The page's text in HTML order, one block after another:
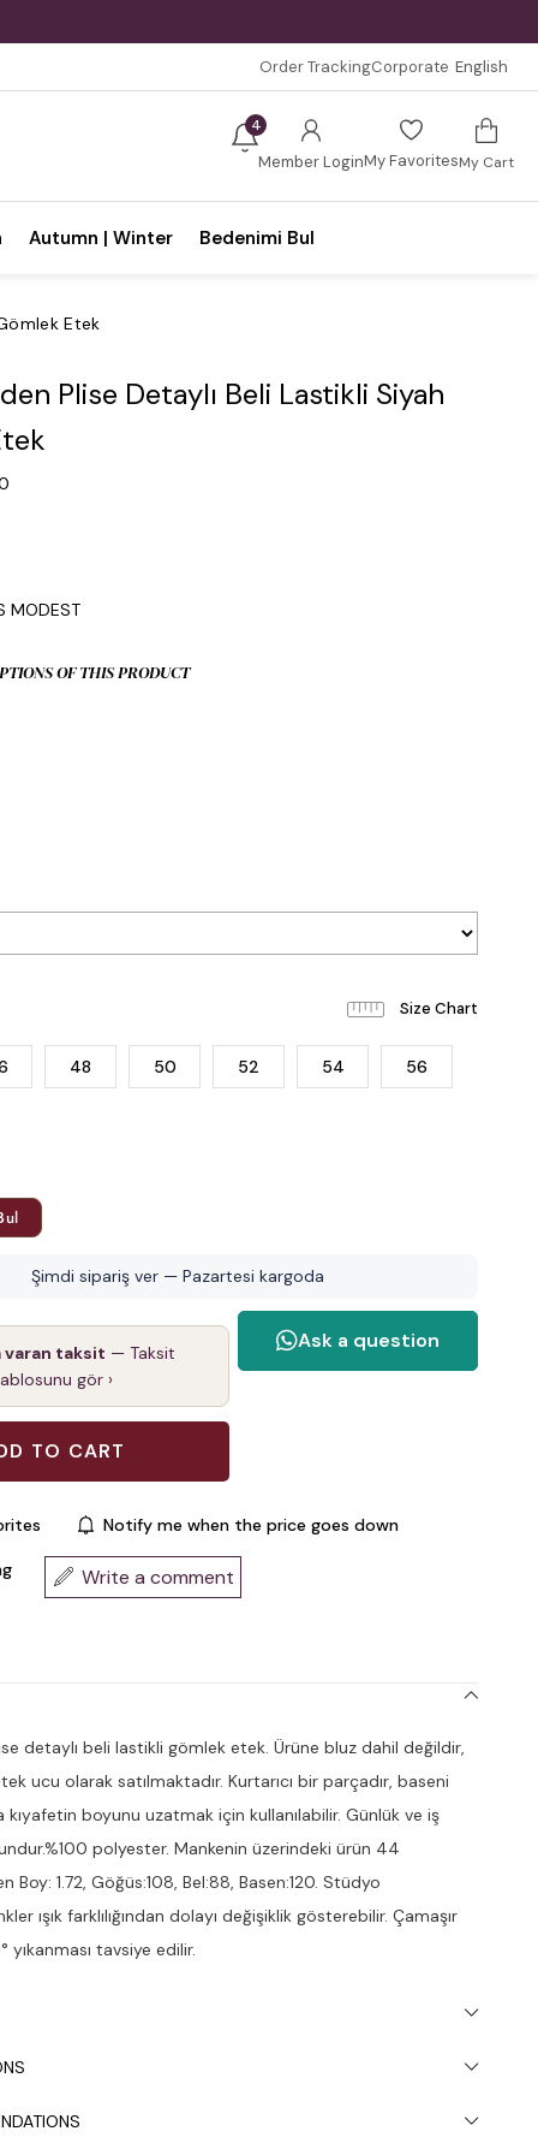
Order TrackingCorporate English
4
Member LoginMy FavoritesMy Cart
Autumn | Winter Bedenimi Bul
Etek
Plise Detaylı Beli Lastikli Siyah
MODEST
OF THIS PRODUCT
48 50 52 54 56
Şimdi sipariş ver — Pazartesi kargoda
varan taksit — Taksit
gör ›
Notify me when the price goes down
Write a comment
detaylı beli lastikli gömlek etek. Ürüne bluz dahil değildir,
ucu olarak satılmaktadır. Kurtarıcı bir parçadır, baseni
boyunu uzatmak için kullanılabilir. Günlük ve iş
polyester. Mankenin üzerindeki ürün 44
Boy: 1.72, Göğüs:108, Bel:88, Basen:120. Stüdyo
ışık farklılığından dolayı değişiklik gösterebilir. Çamaşır
yıkanması tavsiye edilir.